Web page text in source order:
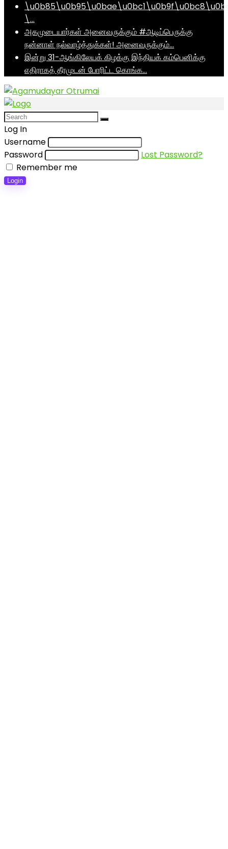
\…
அகமுடையார்கள் அனைவருக்கும் #ஆடிப்பெருக்கு
நன்னாள் நல்வாழ்த்துக்கள்! அனைவருக்கும்…
இன்று 31-ஆங்கிலேயக் கிழக்கு இந்தியக் கம்பெனிக்கு
எதிராகத் தீரமுடன் போரிட்ட கொங்க…
Log In
Username
Password
Lost Password?
Remember me
Login